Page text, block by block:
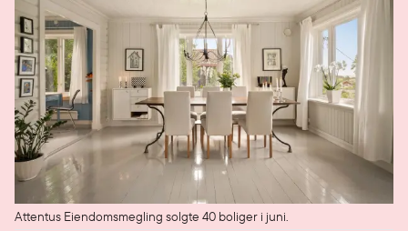
Attentus Eiendomsmegling solgte 40 boliger i juni.